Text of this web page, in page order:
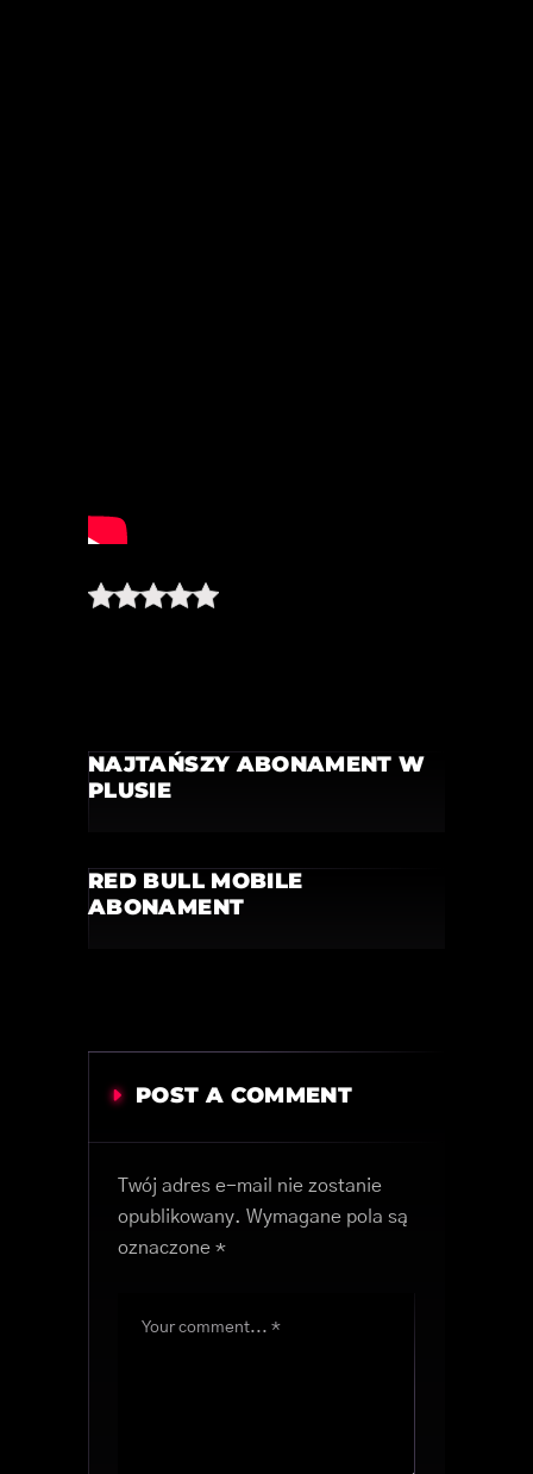
NAJTAŃSZY ABONAMENT W
PLUSIE
RED BULL MOBILE
ABONAMENT
POST A COMMENT
Twój adres e-mail nie zostanie
opublikowany. Wymagane pola są
oznaczone *